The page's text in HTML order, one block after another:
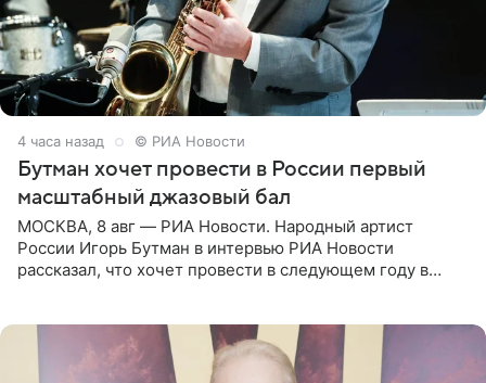
4 часа назад © РИА Новости
Бутман хочет провести в России первый
масштабный джазовый бал
МОСКВА, 8 авг — РИА Новости. Народный артист
России Игорь Бутман в интервью РИА Новости
рассказал, что хочет провести в следующем году в